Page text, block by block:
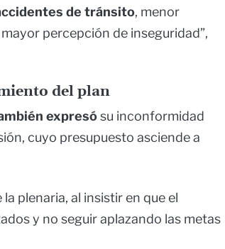
de tránsito, menor
percepción de inseguridad”,
del plan
expresósu inconformidad
cuyo presupuesto asciende a
plenaria, al insistir en que el
y no seguir aplazando las metas